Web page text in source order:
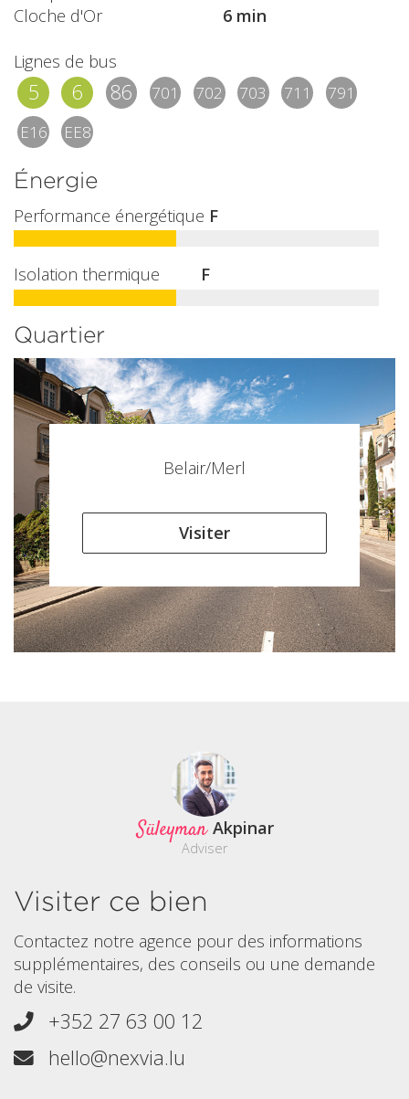
Cloche d'Or
6 min
Lignes de bus
5 6 86 701 702 703 711
791
E16
EE8
Énergie
Performance énergétique F
Isolation thermique F
Quartier
Belair/Merl
Visiter
Süleyman Akpinar
Adviser
Visiter ce bien
Contactez notre agence pour des informations
supplémentaires, des conseils ou une demande
de visite.
+352 27 63 00 12
hello@nexvia.lu